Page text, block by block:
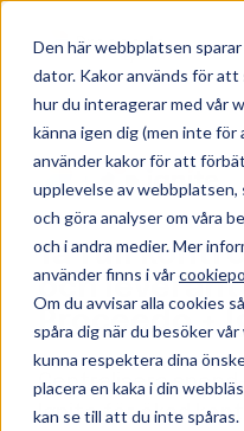
Den här webbplatsen
dator. Kakor används för att
hur du interagerar med vår
känna igen dig (men inte
använder kakor för att
upplevelse av
och göra analyser om våra
och i andra medier. Mer
använder finns i vår
Om du avvisar alla cookies
spåra dig när du besöker
kunna respektera dina
placera en kaka i din
kan se till att du inte spåras.
+
Ta full
och
Proceedo +
Centralisera
Ignite för ökad